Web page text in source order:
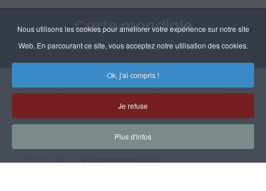
Nous utilisons les cookies pour améliorer votre expérience sur notre site
Web. En parcourant ce site, vous acceptez notre utilisation des cookies.
Ok, j'ai compris !
Je refuse
Plus d'infos
Carte mondiale
Coordonnées de nos filiales et agents
À Propos Opportunités d'emploi Mentions légales
RGPD Handicap CGV Certifications Plan d'accès